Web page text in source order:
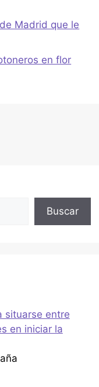
Madrid que le
en flor
Buscar
situarse entre
en iniciar la